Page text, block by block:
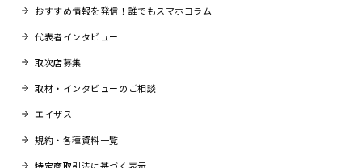
おすすめ情報を発信！誰でもスマホコラム
代表者インタビュー
取次店募集
取材・インタビューのご相談
エイザス
規約・各種資料一覧